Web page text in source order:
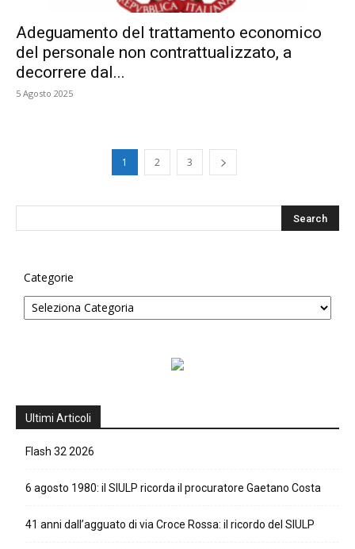
Adeguamento del trattamento economico
del personale non contrattualizzato, a
decorrere dal...
5 Agosto 2025
1 2 3
Categorie
Ultimi Articoli
Flash 32 2026
6 agosto 1980: il SIULP ricorda il procuratore Gaetano Costa
41 anni dall’agguato di via Croce Rossa: il ricordo del SIULP